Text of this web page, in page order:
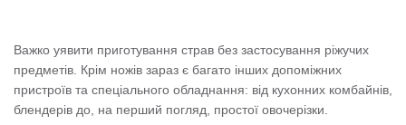
Важко уявити приготування страв без застосування ріжучих
предметів. Крім ножів зараз є багато інших допоміжних
пристроїв та спеціального обладнання: від кухонних комбайнів,
блендерів до, на перший погляд, простої овочерізки.